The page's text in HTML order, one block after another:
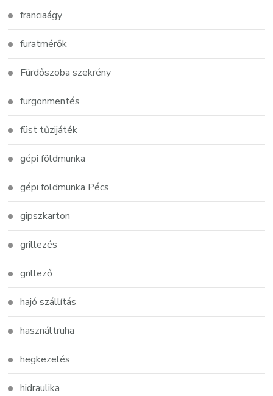
franciaágy
furatmérők
Fürdőszoba szekrény
furgonmentés
füst tűzijáték
gépi földmunka
gépi földmunka Pécs
gipszkarton
grillezés
grillező
hajó szállítás
használtruha
hegkezelés
hidraulika